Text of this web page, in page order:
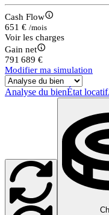
Cash Flow
651 € /mois
Voir les charges
Gain net
791 689 €
Modifier ma simulation
Analyse du bienÉtat locatif